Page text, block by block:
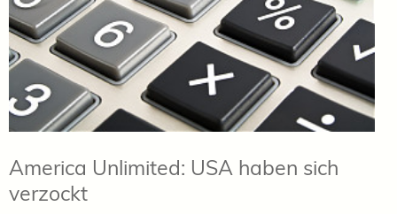
America Unlimited: USA haben sich
verzockt